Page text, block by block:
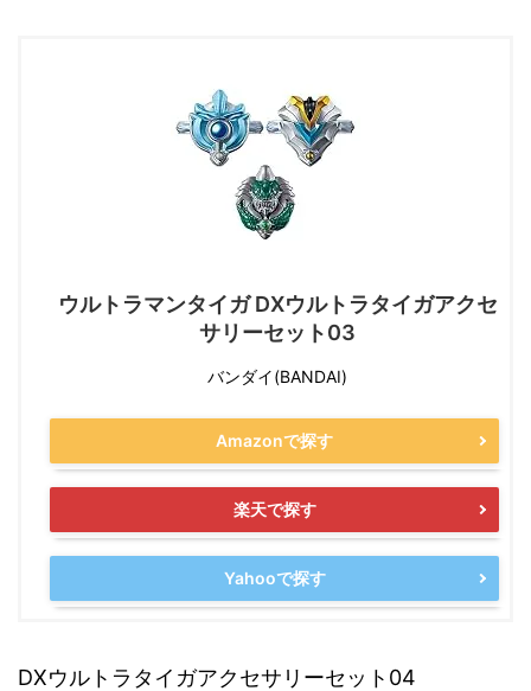
ウルトラマンタイガ DXウルトラタイガアクセ
サリーセット03
バンダイ(BANDAI)
Amazonで探す
楽天で探す
Yahooで探す
DXウルトラタイガアクセサリーセット04